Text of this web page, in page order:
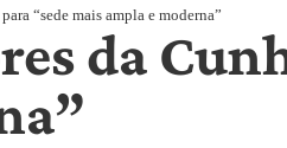
“sede mais ampla e moderna”
da